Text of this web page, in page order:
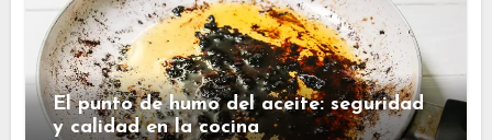
El punto de humo del aceite: seguridad
y calidad en la cocina